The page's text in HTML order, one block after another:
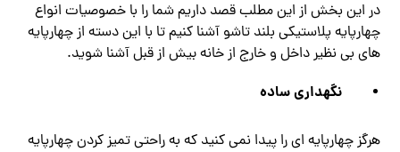
در این بخش از این مطلب قصد داریم شما را با خصوصیات انواع
چهارپایه پلاستیکی بلند تاشو آشنا کنیم تا با این دسته از چهارپایه
های بی نظیر داخل و خارج از خانه بیش از قبل آشنا شوید.
نگهداری ساده
هرگز چهارپایه ای را پیدا نمی کنید که به راحتی تمیز کردن چهارپایه